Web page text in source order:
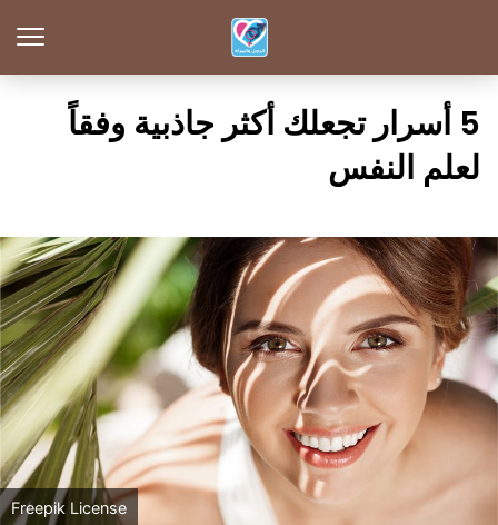
5 أسرار تجعلك أكثر جاذبية وفقاً
لعلم النفس
Freepik License